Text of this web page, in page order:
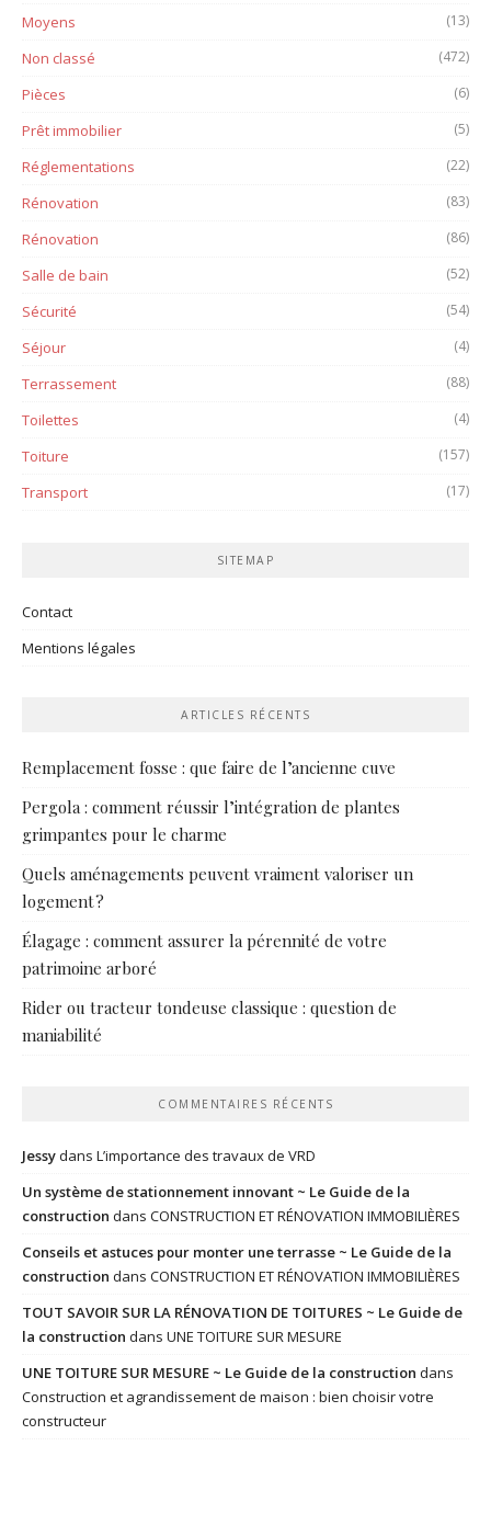
Moyens (13)
Non classé (472)
Pièces (6)
Prêt immobilier (5)
Réglementations (22)
Rénovation (83)
Rénovation (86)
Salle de bain (52)
Sécurité (54)
Séjour (4)
Terrassement (88)
Toilettes (4)
Toiture (157)
Transport (17)
SITEMAP
Contact
Mentions légales
ARTICLES RÉCENTS
Remplacement fosse : que faire de l’ancienne cuve
Pergola : comment réussir l’intégration de plantes
grimpantes pour le charme
Quels aménagements peuvent vraiment valoriser un
logement ?
Élagage : comment assurer la pérennité de votre
patrimoine arboré
Rider ou tracteur tondeuse classique : question de
maniabilité
COMMENTAIRES RÉCENTS
Jessydans L’importance des travaux de VRD
Un système de stationnement innovant ~ Le Guide de la
construction dans CONSTRUCTION ET RÉNOVATION IMMOBILIÈRES
Conseils et astuces pour monter une terrasse ~ Le Guide de la
construction dans CONSTRUCTION ET RÉNOVATION IMMOBILIÈRES
TOUT SAVOIR SUR LA RÉNOVATION DE TOITURES ~ Le Guide de
la construction dans UNE TOITURE SUR MESURE
UNE TOITURE SUR MESURE ~ Le Guide de la construction dans
Construction et agrandissement de maison : bien choisir votre
constructeur